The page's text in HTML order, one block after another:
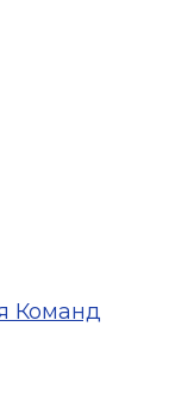
Команд